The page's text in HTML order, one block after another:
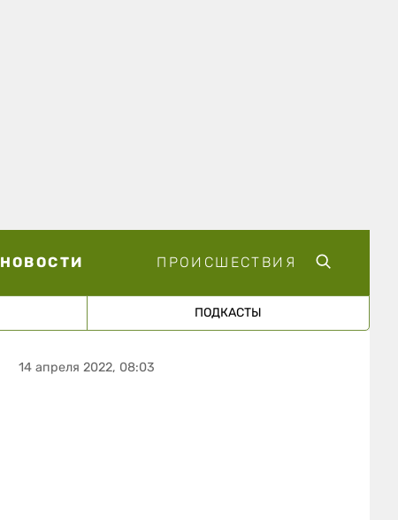
НОВОСТИ ПРОИСШЕСТВИЯ
ПОДКАСТЫ
14 апреля 2022, 08:03